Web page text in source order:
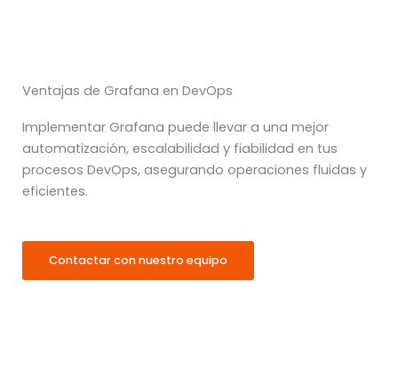
Ventajas de Grafana en DevOps
Implementar Grafana puede llevar a una mejor
automatización, escalabilidad y fiabilidad en tus
procesos DevOps, asegurando operaciones fluidas y
eficientes.
Contactar con nuestro equipo